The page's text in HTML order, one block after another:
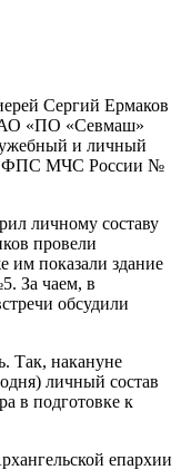
Сергий Ермаков
«ПО «Севмаш»
и личный
ФПС МЧС России №
личному составу
провели
им показали здание
За чаем, в
обсудили
Так, накануне
личный состав
в подготовке к
епархии